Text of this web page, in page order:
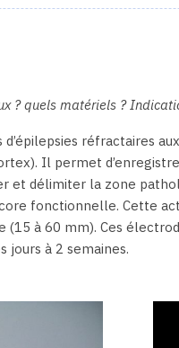
? quels matériels ?
réfractaires
Il permet
délimiter la zone
fonctionnelle. Cette
à 60 mm). Ces
jours à 2 semaines.